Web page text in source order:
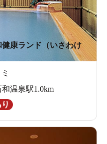
康ランド（いさわけ
温泉駅1.0km